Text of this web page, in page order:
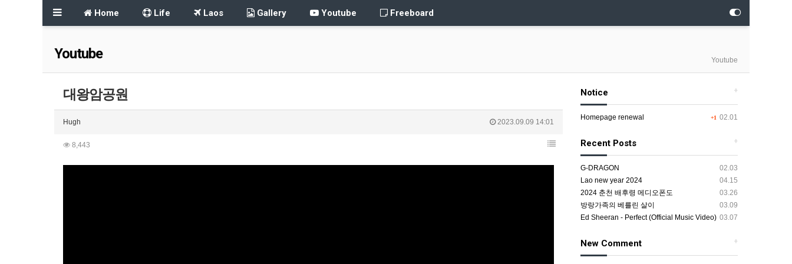
Home Life Laos Gallery Youtube Freeboard
Youtube Youtube
대왕암공원
Hugh 2023.09.09 14:01
8,443
+
Notice
+1 02.01
Homepage renewal
+
Recent Posts
02.03
G-DRAGON
04.15
Lao new year 2024
03.26
2024 춘천 배후령 메디오폰도
03.09
방랑가족의 베를린 살이
03.07
Ed Sheeran - Perfect (Official Music Video)
+
New Comment